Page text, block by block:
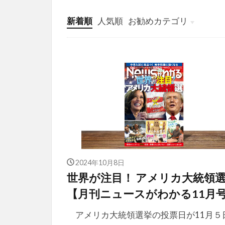
新着順 人気順 お勧めカテゴリ
投稿
学び
マンガ
電子書籍
2024年10月8日
世界が注目！ アメリカ大統領選
【月刊ニュースがわかる11月号
アメリカ大統領選挙の投票日が11月５